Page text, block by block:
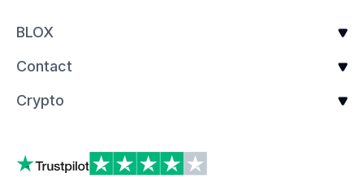
BLOX
Contact
Crypto